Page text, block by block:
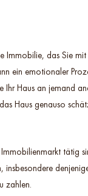
Immobilie, das Sie
ein emotionaler
Haus an jemand
Haus genauso
tätig
zahlen.